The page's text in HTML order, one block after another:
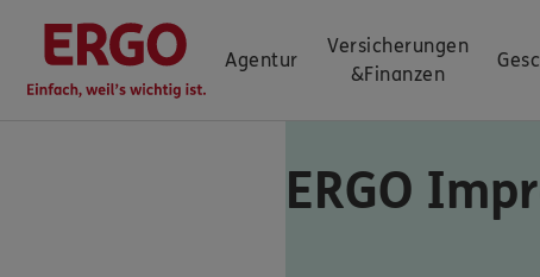
Agentur
Versicherungen
&Finanzen
ERGO